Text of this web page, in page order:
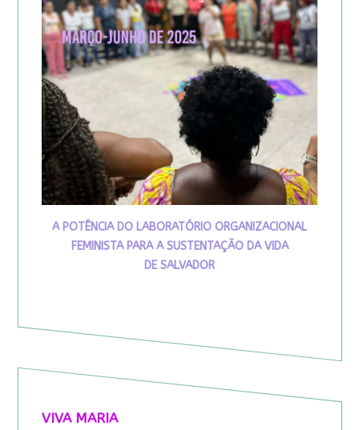
A POTÊNCIA DO LABORATÓRIO ORGANIZACIONAL
FEMINISTA PARA A SUSTENTAÇÃO DA VIDA
DE SALVADOR
VIVA MARIA